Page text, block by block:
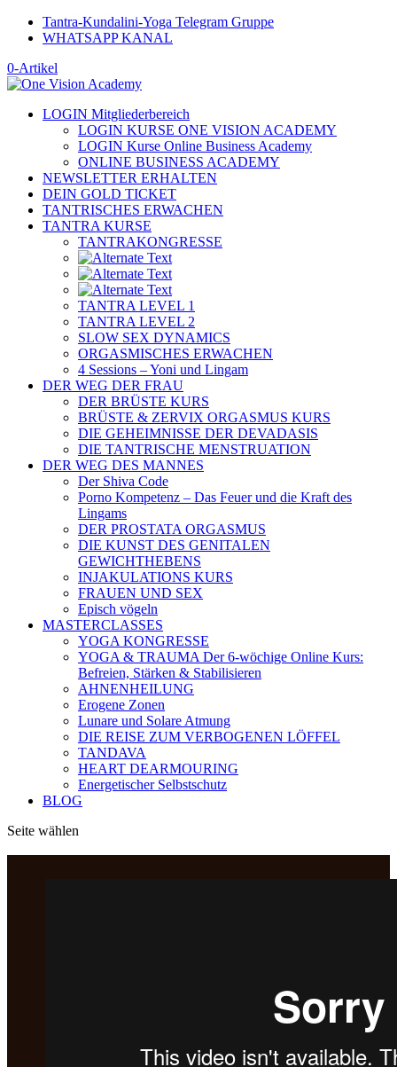
Tantra-Kundalini-Yoga Telegram Gruppe
WHATSAPP KANAL
0-Artikel
LOGIN Mitgliederbereich
LOGIN KURSE ONE VISION ACADEMY
LOGIN Kurse Online Business Academy
ONLINE BUSINESS ACADEMY
NEWSLETTER ERHALTEN
DEIN GOLD TICKET
TANTRISCHES ERWACHEN
TANTRA KURSE
TANTRAKONGRESSE
TANTRA LEVEL 1
TANTRA LEVEL 2
SLOW SEX DYNAMICS
ORGASMISCHES ERWACHEN
4 Sessions – Yoni und Lingam
DER WEG DER FRAU
DER BRÜSTE KURS
BRÜSTE & ZERVIX ORGASMUS KURS
DIE GEHEIMNISSE DER DEVADASIS
DIE TANTRISCHE MENSTRUATION
DER WEG DES MANNES
Der Shiva Code
Porno Kompetenz – Das Feuer und die Kraft des
Lingams
DER PROSTATA ORGASMUS
DIE KUNST DES GENITALEN
GEWICHTHEBENS
INJAKULATIONS KURS
FRAUEN UND SEX
Episch vögeln
MASTERCLASSES
YOGA KONGRESSE
YOGA & TRAUMA Der 6‑wöchige Online Kurs:
Befreien, Stärken & Stabilisieren
AHNENHEILUNG
Erogene Zonen
Lunare und Solare Atmung
DIE REISE ZUM VERBOGENEN LÖFFEL
TANDAVA
HEART DEARMOURING
Energetischer Selbstschutz
BLOG
Seite wählen